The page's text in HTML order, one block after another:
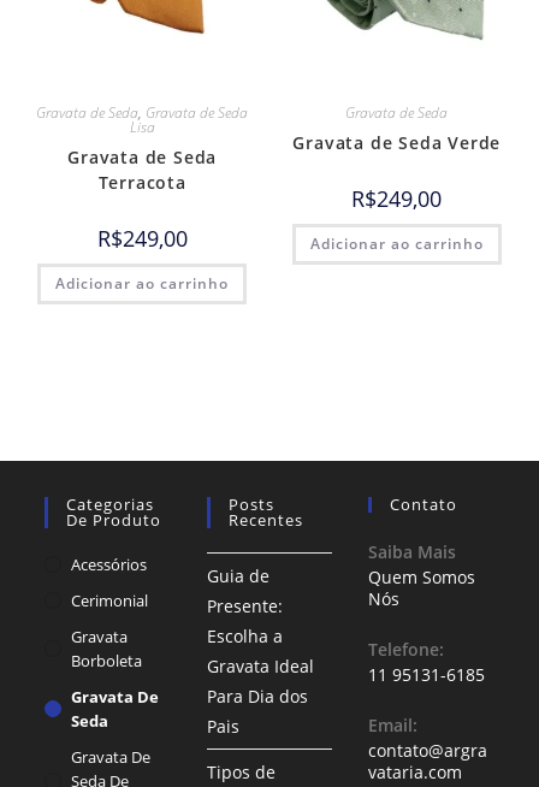
Gravata de Seda, Gravata de Seda
Lisa
Gravata de Seda
Terracota
R$249,00
Adicionar ao carrinho
Gravata de Seda
Gravata de Seda Verde
R$249,00
Adicionar ao carrinho
Categorias
De Produto
Acessórios
Cerimonial
Gravata
Borboleta
Gravata De
Seda
Gravata De
Seda De
Posts
Recentes
Guia de
Presente:
Escolha a
Gravata Ideal
Para Dia dos
Pais
Tipos de
Contato
Saiba Mais
Quem Somos
Nós
Telefone:
11 95131-6185
Email:
contato@argra
vataria.com